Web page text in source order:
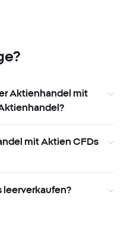
Aktienhandel mit
mit Aktien CFDs
leerverkaufen?